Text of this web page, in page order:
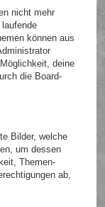
nicht mehr
können aus
deine
die Board-
Bilder, welche
um dessen
Themen-
ab,